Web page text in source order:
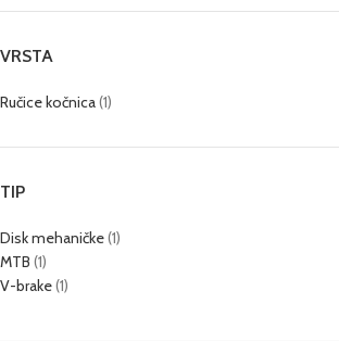
VRSTA
Ručice kočnica(1)
TIP
Disk mehaničke(1)
MTB (1)
V-brake(1)